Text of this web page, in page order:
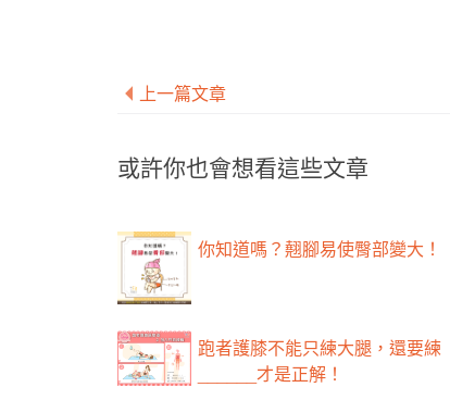
上一篇文章
或許你也會想看這些文章
你知道嗎？翹腳易使臀部變大！
跑者護膝不能只練大腿，還要練
______才是正解！